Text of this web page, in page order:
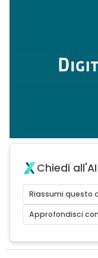
Chiedi all'AI
Riassumi questo
Approfondisci